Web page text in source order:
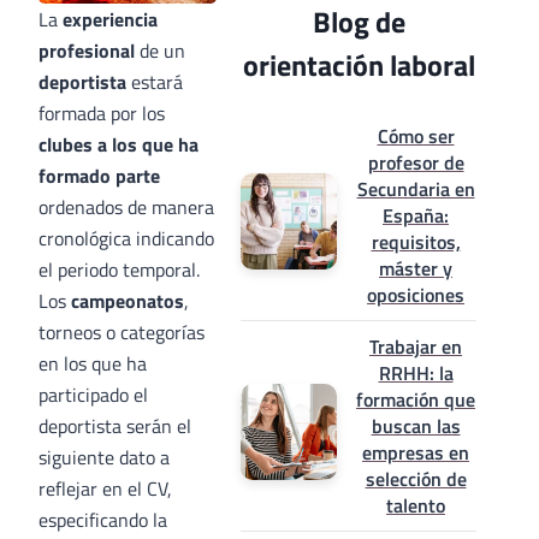
Laexperiencia
profesionalde un
deportistaestará
formada por los
clubes a los que ha
formado parte
ordenados de manera
cronológica indicando
el periodo temporal.
Loscampeonatos,
torneos o categorías
en los que ha
participado el
deportista serán el
siguiente dato a
reflejar en el CV,
especificando la
Blog de
orientación laboral
Cómo ser
profesor de
Secundaria en
España:
requisitos,
máster y
oposiciones
Trabajar en
RRHH: la
formación que
buscan las
empresas en
selección de
talento